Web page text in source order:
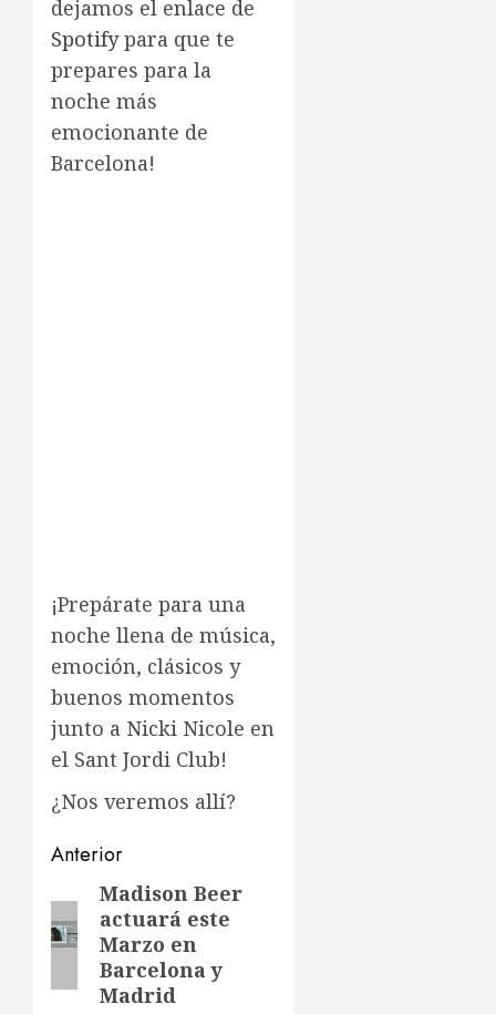
dejamos el enlace de
Spotifypara que te
prepares para la
noche más
emocionante de
Barcelona!
¡Prepárate para una
noche llena de música,
emoción, clásicos y
buenos momentos
junto a Nicki Nicole en
el Sant Jordi Club!
¿Nos veremos allí?
Navegación
de
entradas
Anterior
Entrada
anterior:
Madison Beer
actuará este
Marzo en
Barcelona y
Madrid